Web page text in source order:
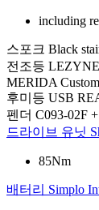
including
스포크 Black
전조등
MERIDA
후미등 USB
펜더 C093-02F
드라이브 유닛
85Nm
배터리 Simplo